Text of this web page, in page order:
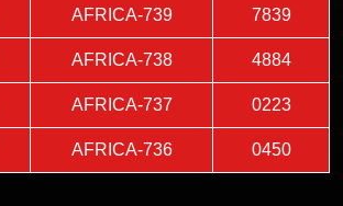
AFRICA-739 7839
AFRICA-738 4884
AFRICA-737 0223
AFRICA-736 0450